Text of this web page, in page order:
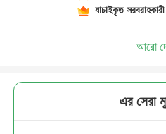
যাচাইকৃত সরবরাহকারী
আরো
এর সেরা